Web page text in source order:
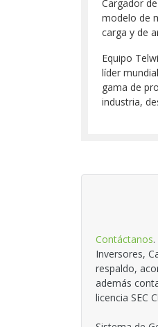
Cargador
modelo de
carga y de
Equipo
líder
gama de
industria,
Contáctanos
Inversores,
respaldo,
además
licencia SEC